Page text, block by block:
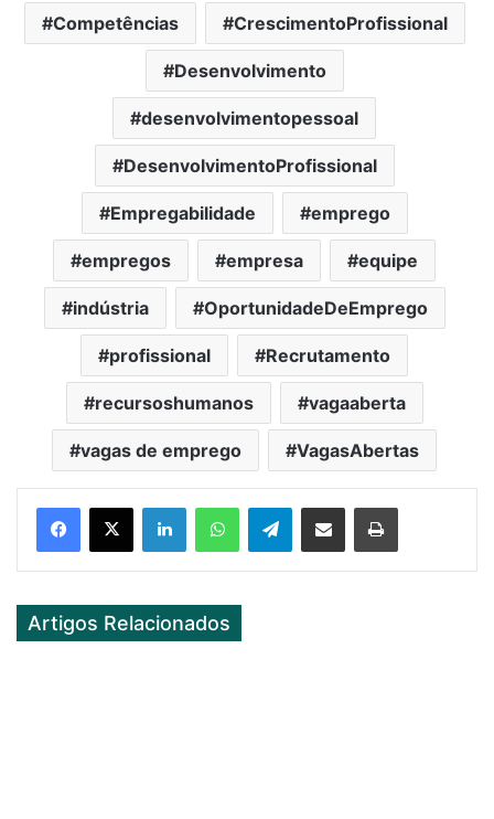
Competências CrescimentoProfissional
Desenvolvimento
desenvolvimentopessoal
DesenvolvimentoProfissional
Empregabilidade emprego
empregos empresa equipe
indústria OportunidadeDeEmprego
profissional Recrutamento
recursoshumanos vagaaberta
vagas de emprego VagasAbertas
Telegram
Artigos Relacionados